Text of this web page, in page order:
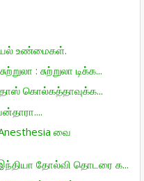
உண்மைகள்.
: சுற்றுலா டிக்க...
கொல்கத்தாவுக்க...
வை
தோல்வி தொடரை க...